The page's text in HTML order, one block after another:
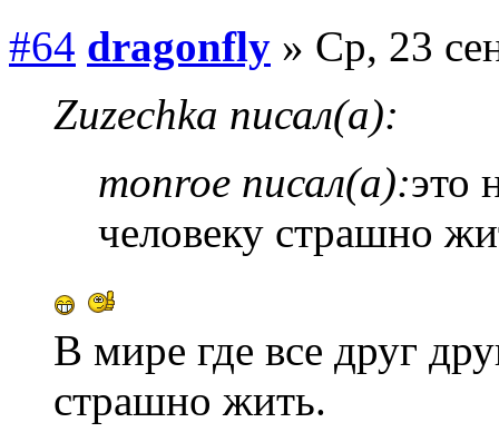
#64 dragonfly » Ср, 23
Zuzechka писал(а):
monroe писал(а):это
человеку страшно
В мире где все друг
страшно жить.